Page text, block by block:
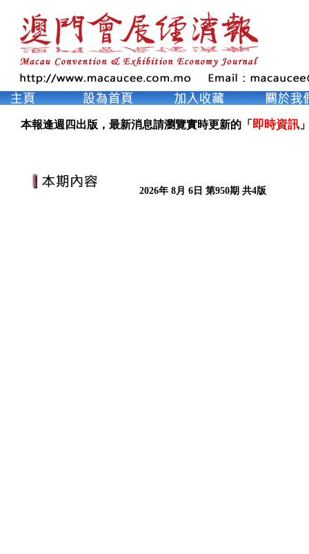
本報逢週四出版，最新消息請瀏覽實時更新的「 即時資訊
2026年 8月 6日 第950期 共4版